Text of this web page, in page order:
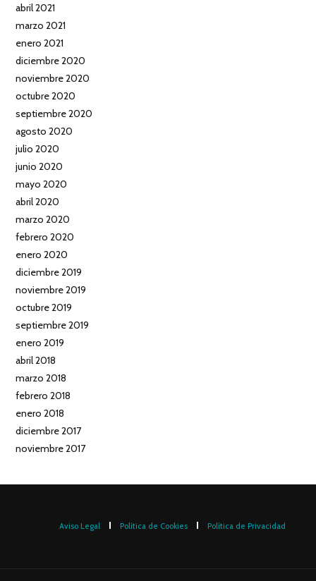
abril 2021
marzo 2021
enero 2021
diciembre 2020
noviembre 2020
octubre 2020
septiembre 2020
agosto 2020
julio 2020
junio 2020
mayo 2020
abril 2020
marzo 2020
febrero 2020
enero 2020
diciembre 2019
noviembre 2019
octubre 2019
septiembre 2019
enero 2019
abril 2018
marzo 2018
febrero 2018
enero 2018
diciembre 2017
noviembre 2017
Aviso Legal Política de Cookies Política de Privacidad